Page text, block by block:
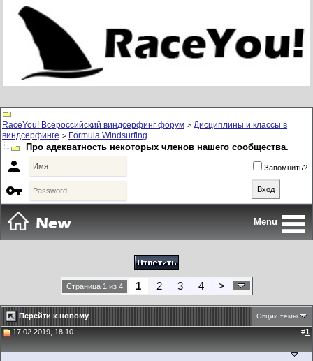
RaceYou! Всероссийский виндсерфинг форум > Дисциплины и классы в
виндсерфинге > Formula Windsurfing
Про адекватность некоторых членов нашего сообщества.
 Запомнить?

Menu
Страница 1 из 4 1 2 3 4 >
Перейти к новому Опции темы
17.02.2019, 18:10 #1